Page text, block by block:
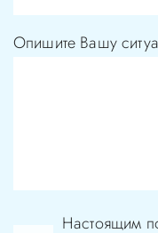
Опишите Вашу
Настоящим